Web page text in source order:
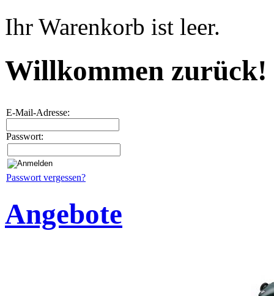
Ihr Warenkorb ist leer.
Willkommen zurück!
E-Mail-Adresse:
Passwort:
Passwort vergessen?
Angebote